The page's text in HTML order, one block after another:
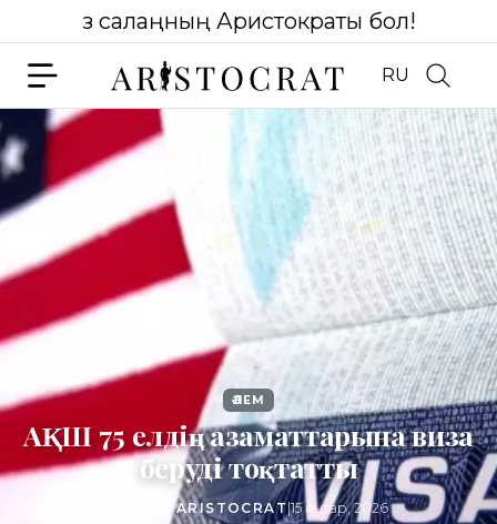
Өз салаңның Аристократы бол!
RU
ӘЛЕМ
АҚШ 75 елдің азаматтарына виза
беруді тоқтатты
АВТОР:ARISTOCRAT |15 қаңтар, 2026